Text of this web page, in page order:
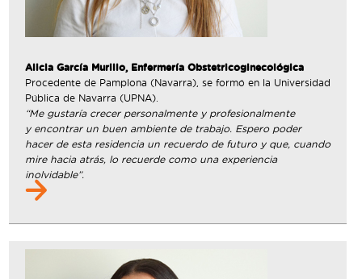
Alicia García Murillo, Enfermería Obstetricoginecológica
Procedente de Pamplona (Navarra), se formó en la Universidad
Pública de Navarra (UPNA).
“Me gustaría crecer personalmente y profesionalmente
y encontrar un buen ambiente de trabajo. Espero poder
hacer de esta residencia un recuerdo de futuro y que, cuando
mire hacia atrás, lo recuerde como una experiencia
inolvidable”.